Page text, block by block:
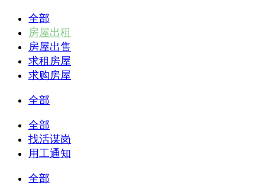
全部
房屋出租
房屋出售
求租房屋
求购房屋
全部
全部
找活谋岗
用工通知
全部